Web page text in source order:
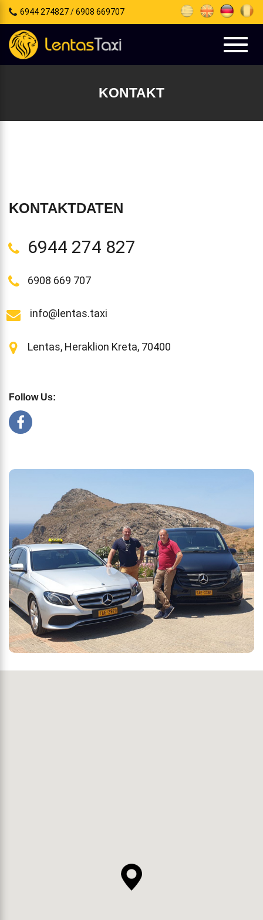
6944 274827/6908 669707
Toggle
KONTAKT
KONTAKTDATEN
6944 274 827
6908 669 707
info@lentas.taxi
Lentas, Heraklion Kreta, 70400
Follow Us: